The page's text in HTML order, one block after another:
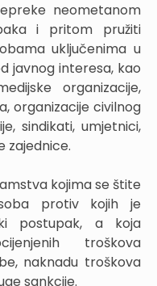
neometanom
i pritom pružiti
uključenima u
javnog interesa, kao
organizacije,
organizacije civilnog
sindikati, umjetnici,
zajednice.
kojima se štite
protiv kojih je
postupak, a koja
troškova
naknadu troškova
sankcije.